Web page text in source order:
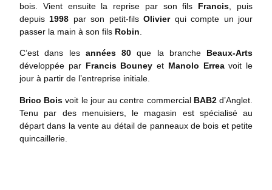
bois. Vient ensuite la reprise par son fils Francis , puis
depuis 1998 par son petit-filsOlivierqui compte un jour
passer la main à son fils Robin
C’est dans les années 80 que la branche Beaux-Arts
développée par Francis Bouney et Manolo Erreavoit le
jour à partir de l’entreprise initiale.
Brico Bois voit le jour au centre commercial BAB2d’Anglet.
Tenu par des menuisiers, le magasin est spécialisé au
départ dans la vente au détail de panneaux de bois et petite
quincaillerie.